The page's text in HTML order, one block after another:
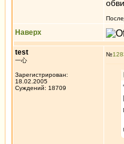
Наверх
test
一心
Зарегистрирован:
18.02.2005
Суждений: 18709
№